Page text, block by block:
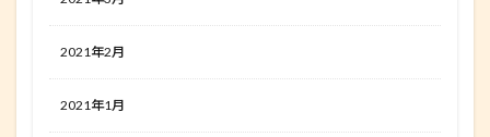
2021年2月
2021年1月